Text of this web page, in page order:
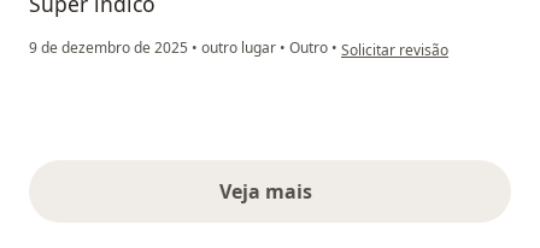
9 de dezembro de 2025 • outro lugar • Outro • na opinião do utilizador
Solicitar revisão
Veja maisopiniões acima